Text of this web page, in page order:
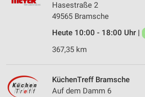
Hasestraße 2
49565 Bramsche
Heute 10:00 - 18:00 Uhr |
367,35 km
KüchenTreff Bramsche
Auf dem Damm 6